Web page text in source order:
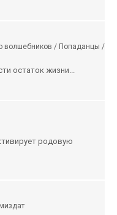
волшебников / Попаданцы /
остаток жизни...
родовую